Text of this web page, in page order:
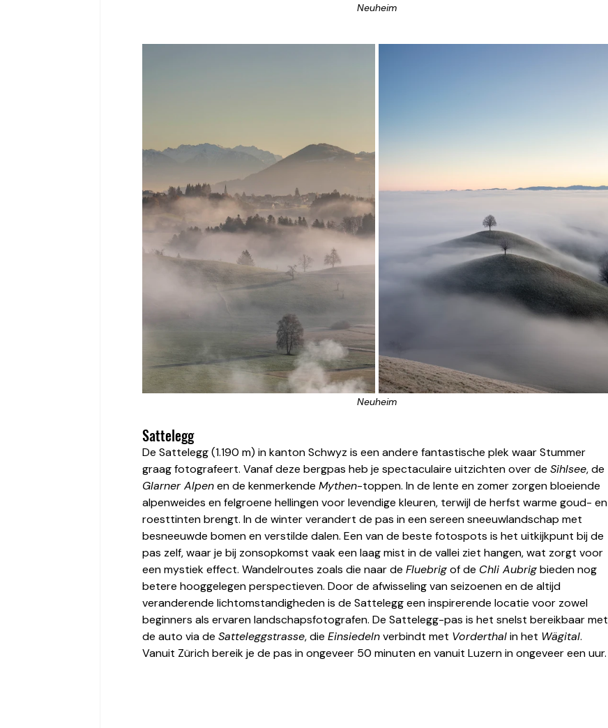
Neuheim
Neuheim
Sattelegg
De Sattelegg (1.190 m) in kanton Schwyz is een andere fantastische plek waar Stummer
graag fotografeert. Vanaf deze bergpas heb je spectaculaire uitzichten over de Sihlsee, de
Glarner Alpen en de kenmerkende Mythen-toppen. In de lente en zomer zorgen bloeiende
alpenweides en felgroene hellingen voor levendige kleuren, terwijl de herfst warme goud- en
roesttinten brengt. In de winter verandert de pas in een sereen sneeuwlandschap met
besneeuwde bomen en verstilde dalen. Een van de beste fotospots is het uitkijkpunt bij de
pas zelf, waar je bij zonsopkomst vaak een laag mist in de vallei ziet hangen, wat zorgt voor
een mystiek effect. Wandelroutes zoals die naar de Fluebrig of de Chli Aubrig bieden nog
betere hooggelegen perspectieven. Door de afwisseling van seizoenen en de altijd
veranderende lichtomstandigheden is de Sattelegg een inspirerende locatie voor zowel
beginners als ervaren landschapsfotografen. De Sattelegg-pas is het snelst bereikbaar met
de auto via de Satteleggstrasse, die Einsiedeln verbindt met Vorderthal in het Wägital.
Vanuit Zürich bereik je de pas in ongeveer 50 minuten en vanuit Luzern in ongeveer een uur.